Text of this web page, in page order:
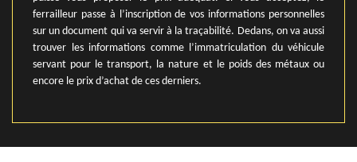
ferrailleur passe à l’inscription de vos informations personnelles
sur un document qui va servir à la traçabilité. Dedans, on va aussi
trouver les informations comme l’immatriculation du véhicule
servant pour le transport, la nature et le poids des métaux ou
encore le prix d’achat de ces derniers.